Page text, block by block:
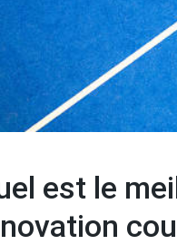
est le